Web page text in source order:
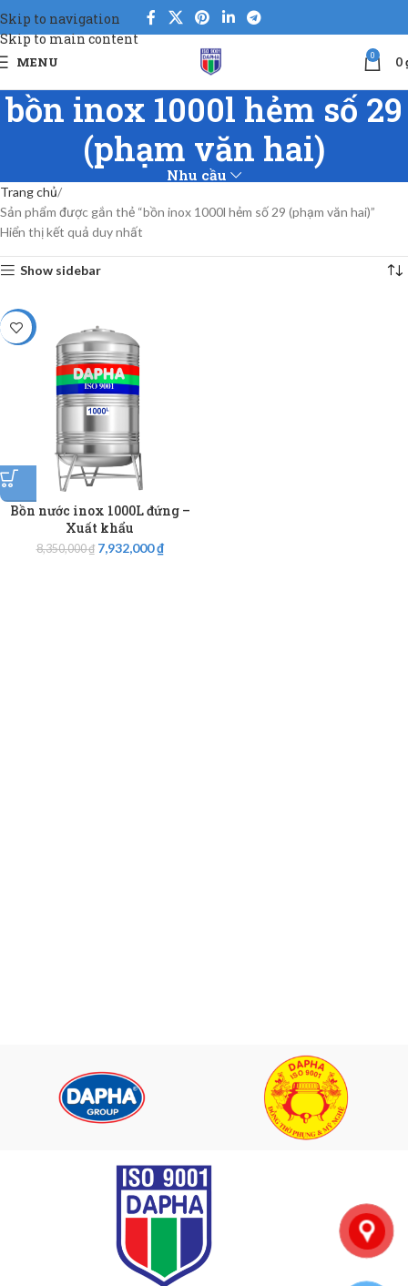
Skip to navigation
Skip to main content
MENU 0 0
bồn inox 1000l hẻm số 29
(phạm văn hai)
Nhu cầu
Trang chủ
Sản phẩm được gắn thẻ “bồn inox 1000l hẻm số 29 (phạm văn hai)”
Hiển thị kết quả duy nhất
Show sidebar
-5%
Bồn nước inox 1000L đứng –
Xuất khẩu
8,350,000₫ 7,932,000₫